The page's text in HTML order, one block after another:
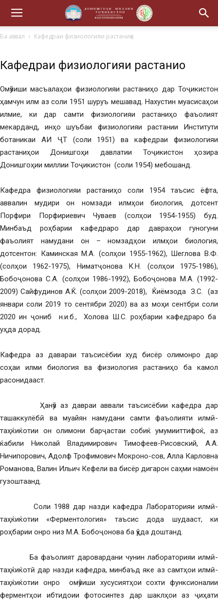
Ба аввал Кафедраи физиологияи растаниҳо
Кафедраи физиологияи растаниҳо
Омӯзиши масъалаҳои физиологияи растаниҳо дар Тоҷикистон
ҳамчун илм аз соли 1951 шуруъ мешавад. Нахустин муасисаҳои
илмие, ки дар самти физиологияи растаниҳо фаъолият
мекарданд, инҳо шуъбаи физиологияи растании Институти
ботаникаи АИ ҶТ (соли 1951) ва кафедраи физиологияи
растаниҳои Донишгоҳи давлатии Тоҷикистон ҳозира
Донишгоҳии миллии Тоҷикистон (соли 1954) мебошанд.
Кафедра физиологияи растаниҳо соли 1954 таъсис ёфта,
аввалин мудири он номзади илмҳои биология, дотсент
Порфири Порфириевич Чуваев (солҳои 1954-1955) буд.
Минбаъд роҳбарии кафедраро дар давраҳои гуногуни
фаъолият намудани он – номзадҳои илмҳои биология,
дотсентон: Каминская М.А. (солҳои 1955-1962), Шеглова В.Ф.
(солҳои 1962-1975), Ниматҷонова К.Н. (солҳои 1975-1986),
Бобоҷонова С.А. (солҳои 1986-1992), Бобоҷонова М.А. (1992-
2009) Сайфудинов А.Ќ. (солҳои 2009-2018), Ќиёмзода З.С. (аз
январи соли 2019 то сентябри 2020) ва аз моҳи сентбри соли
2020 ин ҷониб н.и.б., Холова Ш.С. роҳбарии кафедраро ба
уҳда дорад.
Кафедра аз давараи таъсисёбии худ бисёр олимонро дар
соҳаи илми биология ва физиология растаниҳо ба камол
расонидааст.
Ҳанӯз аз давраи аввали таъсисёбии кафедра дар
ташаккулёбӣ ва муайян намудани самти фаъолияти илмӣ-
таҳќиќотии он олимони барҷастаи собиќ умумииттифоќ, аз
ќабили Николай Владимирович Тимофеев-Рисовский, А.А.
Ничипорович, Адолф Трофимович Мокроно-сов, Алла Карловна
Романова, Валин Ильич Кефели ва бисёр дигарон саҳми намоён
гузоштаанд.
Соли 1988 дар назди кафедра Лабораторияи илмӣ-
таҳќиќотии «Ферментология» таъсис дода шудааст, ки
роҳбарии онро низ М.А. Бобоҷонова ба ӯҳда доштанд.
Ба фаъолият даровардани чунин лабораторияи илмӣ-
таҳќиќотӣ дар назди кафедра, минбаъд яке аз самтҳои илмӣ-
таҳќиќотии онро омӯзиши хусусиятҳои сохти функсионалии
ферментҳои ибтидоии фотосинтез дар шаклҳои аз ҷиҳати